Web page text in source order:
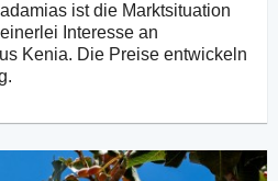
ist die Marktsituation
Interesse an
Kenia. Die Preise entwickeln